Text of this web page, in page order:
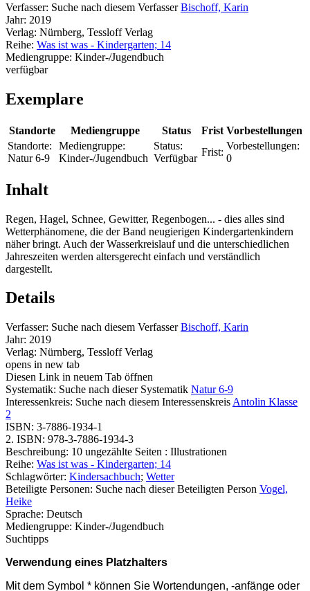
Verfasser: Suche nach diesem Verfasser Bischoff, Karin
Jahr: 2019
Verlag: Nürnberg, Tessloff Verlag
Reihe: Was ist was - Kindergarten; 14
Mediengruppe: Kinder-/Jugendbuch
verfügbar
Exemplare
Standorte Mediengruppe Status Frist Vorbestellungen
Standorte:
Natur 6-9
Mediengruppe:
Kinder-/Jugendbuch
Status:
Verfügbar
Frist:
Vorbestellungen:
0
Inhalt
Regen, Hagel, Schnee, Gewitter, Regenbogen... - dies alles sind
Wetterphänomene, die der Band neugierigen Kindergartenkindern
näher bringt. Auch der Wasserkreislauf und die unterschiedlichen
Jahreszeiten werden altersgerecht einfach und verständlich
dargestellt.
Details
Verfasser: Suche nach diesem Verfasser Bischoff, Karin
Jahr: 2019
Verlag: Nürnberg, Tessloff Verlag
opens in new tab
Diesen Link in neuem Tab öffnen
Systematik: Suche nach dieser Systematik Natur 6-9
Interessenkreis: Suche nach diesem Interessenskreis Antolin Klasse
2
ISBN: 3-7886-1934-1
2. ISBN: 978-3-7886-1934-3
Beschreibung: 10 ungezählte Seiten : Illustrationen
Reihe: Was ist was - Kindergarten; 14
Schlagwörter: Kindersachbuch; Wetter
Beteiligte Personen: Suche nach dieser Beteiligten Person Vogel,
Heike
Sprache: Deutsch
Mediengruppe: Kinder-/Jugendbuch
Suchtipps
Verwendung eines Platzhalters
Mit dem Symbol * können Sie Wortendungen, -anfänge oder